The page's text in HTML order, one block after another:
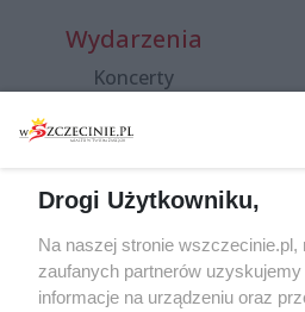
Wydarzenia
Koncerty
Spacery i oprowadzania
targi
Wernisaże
Więcej
Drogi Użytkowniku,
Na naszej stronie
zaufanych partnerów
informacje na urządzeniu oraz